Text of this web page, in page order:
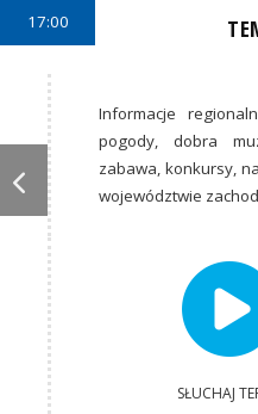
17:00
Informacje
pogody, dobra
zabawa, konkursy,
województwie
SŁUCHAJ